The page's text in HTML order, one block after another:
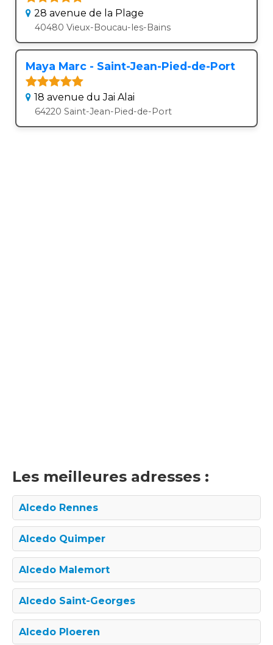
28 avenue de la Plage
40480 Vieux-Boucau-les-Bains
Maya Marc - Saint-Jean-Pied-de-Port
18 avenue du Jai Alai
64220 Saint-Jean-Pied-de-Port
Les meilleures adresses :
Alcedo Rennes
Alcedo Quimper
Alcedo Malemort
Alcedo Saint-Georges
Alcedo Ploeren